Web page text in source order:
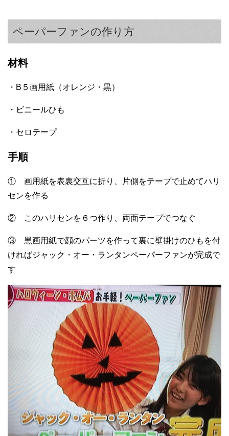
ペーパーファンの作り方
材料
・B５画用紙（オレンジ・黒）
・ビニールひも
・セロテープ
手順
① 画用紙を表裏交互に折り、片側をテープで止めてハリ
センを作る
② このハリセンを６つ作り、両面テープでつなぐ
③ 黒画用紙で顔のパーツを作って裏に壁掛けのひもを付
ければジャック・オー・ランタンペーパーファンが完成で
す